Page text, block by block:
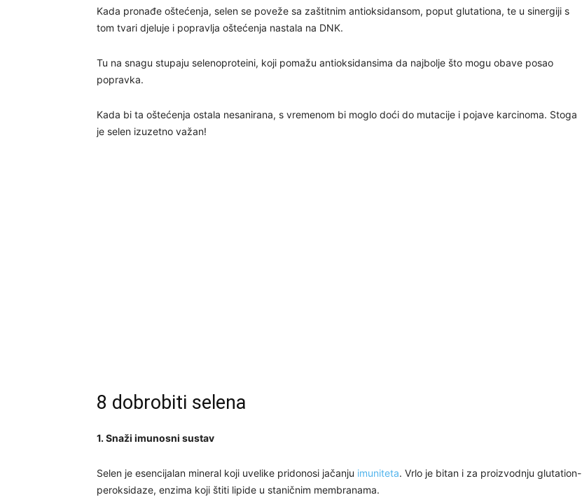
Kada pronađe oštećenja, selen se poveže sa zaštitnim antioksidansom, poput glutationa, te u sinergiji s
tom tvari djeluje i popravlja oštećenja nastala na DNK.
Tu na snagu stupaju selenoproteini, koji pomažu antioksidansima da najbolje što mogu obave posao
popravka.
Kada bi ta oštećenja ostala nesanirana, s vremenom bi moglo doći do mutacije i pojave karcinoma. Stoga
je selen izuzetno važan!
8 dobrobiti selena
1. Snaži imunosni sustav
Selen je esencijalan mineral koji uvelike pridonosi jačanju imuniteta. Vrlo je bitan i za proizvodnju glutation-
peroksidaze, enzima koji štiti lipide u staničnim membranama.